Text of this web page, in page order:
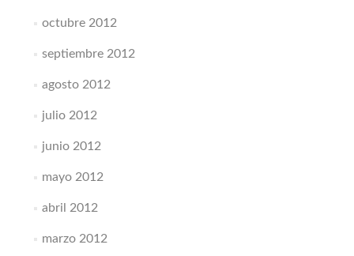
octubre 2012
septiembre 2012
agosto 2012
julio 2012
junio 2012
mayo 2012
abril 2012
marzo 2012